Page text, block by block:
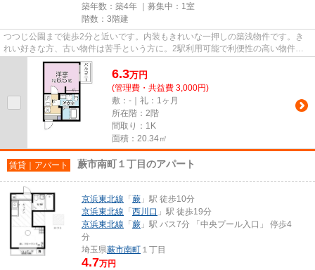
築年数：築4年 ｜募集中： 1室
階数：3階建
つつじ公園まで徒歩2分と近いです。内装もきれいな一押しの築浅物件です。き
れい好きな方、古い物件は苦手という方に。2駅利用可能で利便性の高い物件で
す。こちらの物件はアパートで...
6.3万円
(管理費・共益費 3,000円)
敷：-｜礼：1ヶ月
所在階：2階
間取り：1K
面積：20.34㎡
賃貸｜アパート 蕨市南町１丁目のアパート
京浜東北線 「 蕨 」駅 徒歩10分
京浜東北線 「 西川口 」駅 徒歩19分
京浜東北線 「 蕨 」駅 バス7分 「中央プール入口」 停歩4
分
埼玉県蕨市南町 １丁目
4.7万円